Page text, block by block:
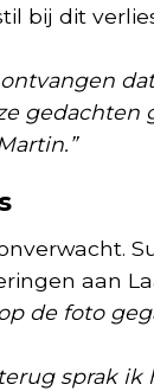
bij dit
gedachten
aan
de foto
terug sprak